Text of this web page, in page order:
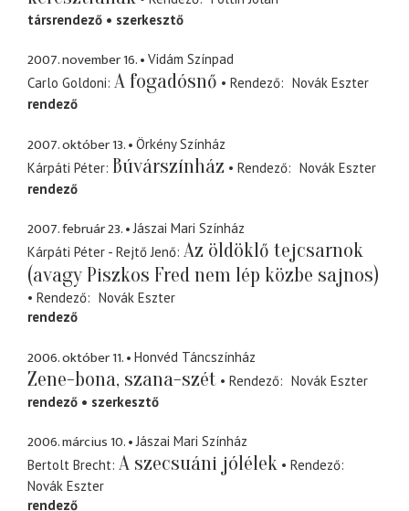
társrendező
szerkesztő
2007. november 16.
Vidám Színpad
Carlo Goldoni A fogadósnő Rendező
Novák Eszter
rendező
2007. október 13.
Örkény Színház
Kárpáti Péter Búvárszínház Rendező
Novák Eszter
rendező
2007. február 23.
Jászai Mari Színház
Kárpáti Péter - Rejtő Jenő Az öldöklő tejcsarnok
(avagy Piszkos Fred nem lép közbe sajnos)
Rendező
Novák Eszter
rendező
2006. október 11. Honvéd Táncszínház
Zene-bona, szana-szét Rendező
Novák Eszter
rendező
szerkesztő
2006. március 10.
Jászai Mari Színház
Bertolt Brecht A szecsuáni jólélek
Rendező
Novák Eszter
rendező